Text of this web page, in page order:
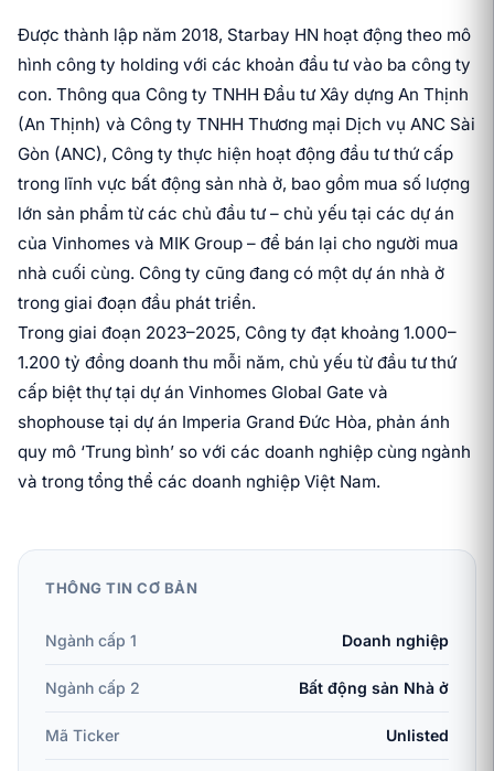
Được thành lập năm 2018, Starbay HN hoạt động theo mô
hình công ty holding với các khoản đầu tư vào ba công ty
con. Thông qua Công ty TNHH Đầu tư Xây dựng An Thịnh
(An Thịnh) và Công ty TNHH Thương mại Dịch vụ ANC Sài
Gòn (ANC), Công ty thực hiện hoạt động đầu tư thứ cấp
trong lĩnh vực bất động sản nhà ở, bao gồm mua số lượng
lớn sản phẩm từ các chủ đầu tư – chủ yếu tại các dự án
của Vinhomes và MIK Group – để bán lại cho người mua
nhà cuối cùng. Công ty cũng đang có một dự án nhà ở
trong giai đoạn đầu phát triển.
Trong giai đoạn 2023–2025, Công ty đạt khoảng 1.000–
1.200 tỷ đồng doanh thu mỗi năm, chủ yếu từ đầu tư thứ
cấp biệt thự tại dự án Vinhomes Global Gate và
shophouse tại dự án Imperia Grand Đức Hòa, phản ánh
quy mô ‘Trung bình’ so với các doanh nghiệp cùng ngành
và trong tổng thể các doanh nghiệp Việt Nam.
THÔNG TIN CƠ BẢN
Ngành cấp 1 Doanh nghiệp
Ngành cấp 2 Bất động sản Nhà ở
Mã Ticker Unlisted